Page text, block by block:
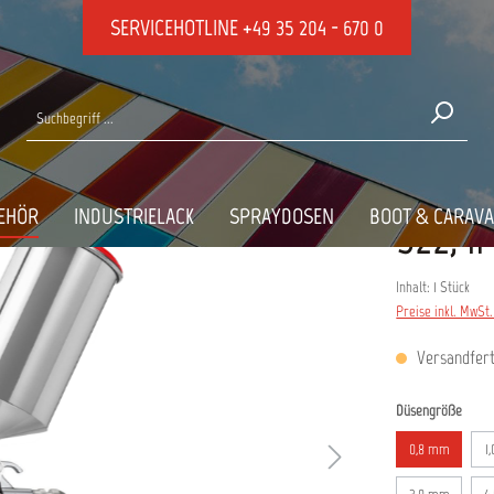
SERVICEHOTLINE+49 35 204 - 670 0
INDUSTRIELACK SPRAYDOSEN BOOT &
Inhalt: 1 Stück
Preise inkl.
Düsengröße
0,8 mm